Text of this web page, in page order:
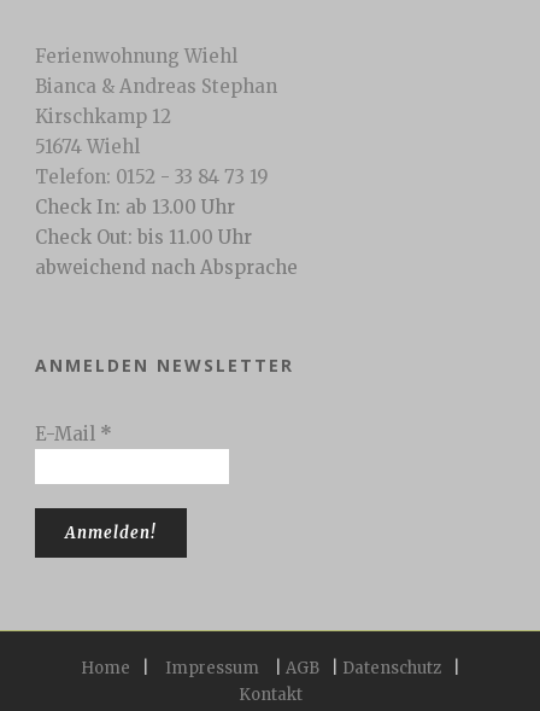
Ferienwohnung Wiehl
Bianca & Andreas Stephan
Kirschkamp 12
51674 Wiehl
Telefon: 0152 - 33 84 73 19
Check In: ab 13.00 Uhr
Check Out: bis 11.00 Uhr
abweichend nach Absprache
ANMELDEN NEWSLETTER
E-Mail *
Home Impressum AGB Datenschutz
Kontakt